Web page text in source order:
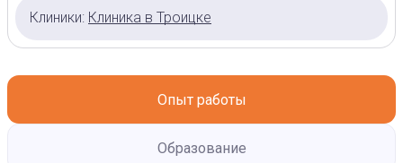
Клиники: Клиника в Троицке
Опыт работы
Образование